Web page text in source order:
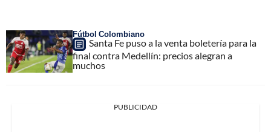
Fútbol Colombiano
Santa Fe puso a la venta boletería para la
final contra Medellín: precios alegran a
muchos
PUBLICIDAD